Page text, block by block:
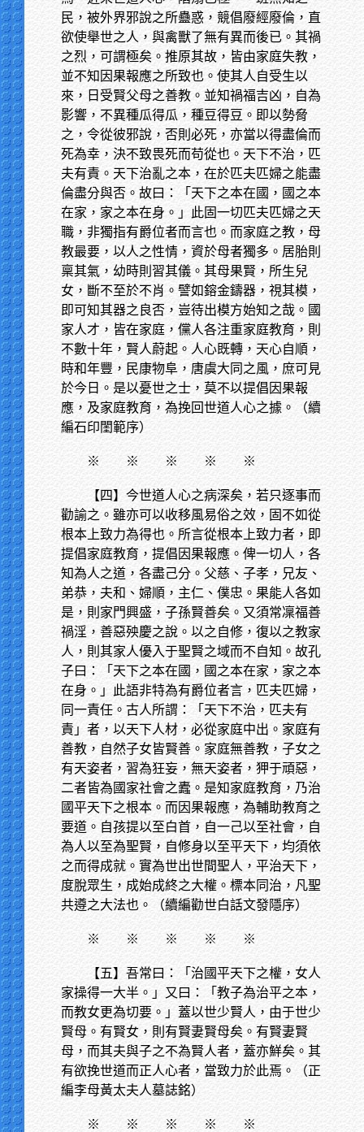
民，被外界邪說之所蠱惑，競倡廢經廢倫，直
欲使舉世之人，與禽獸了無有異而後已。其禍
之烈，可謂極矣。推原其故，皆由家庭失教，
並不知因果報應之所致也。使其人自受生以
來，日受賢父母之善教。並知禍福吉凶，自為
影響，不異種瓜得瓜，種豆得豆。即以勢脅
之，令從彼邪說，否則必死，亦當以得盡倫而
死為幸，決不致畏死而苟從也。天下不治，匹
夫有責。天下治亂之本，在於匹夫匹婦之能盡
倫盡分與否。故曰：「天下之本在國，國之本
在家，家之本在身。」此固一切匹夫匹婦之天
職，非獨指有爵位者而言也。而家庭之教，母
教最要，以人之性情，資於母者獨多。居胎則
稟其氣，幼時則習其儀。其母果賢，所生兒
女，斷不至於不肖。譬如鎔金鑄器，視其模，
即可知其器之良否，豈待出模方始知之哉。國
家人才，皆在家庭，儻人各注重家庭教育，則
不數十年，賢人蔚起。人心既轉，天心自順，
時和年豐，民康物阜，唐虞大同之風，庶可見
於今日。是以憂世之士，莫不以提倡因果報
應，及家庭教育，為挽回世道人心之據。（續
編石印閨範序）
※ ※ ※ ※ ※
【四】今世道人心之病深矣，若只逐事而
勸諭之。雖亦可以收移風易俗之效，固不如從
根本上致力為得也。所言從根本上致力者，即
提倡家庭教育，提倡因果報應。俾一切人，各
知為人之道，各盡己分。父慈、子孝，兄友、
弟恭，夫和、婦順，主仁、僕忠。果能人各如
是，則家門興盛，子孫賢善矣。又須常凜福善
禍淫，善惡殃慶之說。以之自修，復以之教家
人，則其家人優入于聖賢之域而不自知。故孔
子曰：「天下之本在國，國之本在家，家之本
在身。」此語非特為有爵位者言，匹夫匹婦，
同一責任。古人所謂：「天下不治，匹夫有
責」者，以天下人材，必從家庭中出。家庭有
善教，自然子女皆賢善。家庭無善教，子女之
有天姿者，習為狂妄，無天姿者，狎于頑惡，
二者皆為國家社會之蠹。是知家庭教育，乃治
國平天下之根本。而因果報應，為輔助教育之
要道。自孩提以至白首，自一己以至社會，自
為人以至為聖賢，自修身以至平天下，均須依
之而得成就。實為世出世間聖人，平治天下，
度脫眾生，成始成終之大權。標本同治，凡聖
共遵之大法也。（續編勸世白話文發隱序）
※ ※ ※ ※ ※
【五】吾常曰：「治國平天下之權，女人
家操得一大半。」又曰：「教子為治平之本，
而教女更為切要。」蓋以世少賢人，由于世少
賢母。有賢女，則有賢妻賢母矣。有賢妻賢
母，而其夫與子之不為賢人者，蓋亦鮮矣。其
有欲挽世道而正人心者，當致力於此焉。（正
編李母黃太夫人墓誌銘）
※ ※ ※ ※ ※